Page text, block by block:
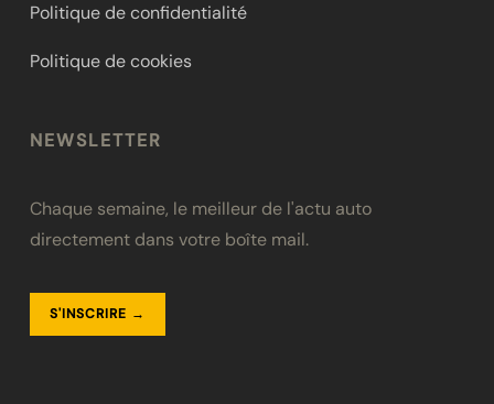
Politique de confidentialité
Politique de cookies
NEWSLETTER
Chaque semaine, le meilleur de l'actu auto
directement dans votre boîte mail.
S'INSCRIRE →